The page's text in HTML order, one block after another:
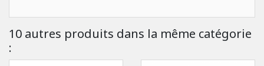
10 autres produits dans la même catégorie
: